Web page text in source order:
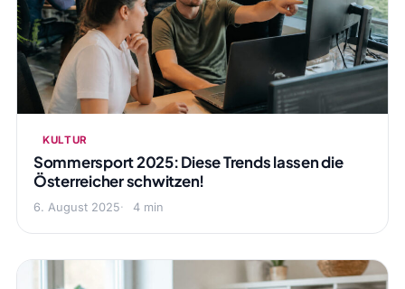
KULTUR
Sommersport 2025: Diese Trends lassen die
Österreicher schwitzen!
6. August 2025 4 min